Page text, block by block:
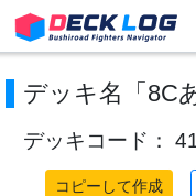
デッキ名「8C
デッキコード：
コピーして作成